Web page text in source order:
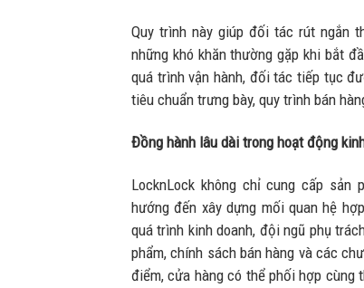
Quy trình này giúp đối tác rút ngắn
những khó khăn thường gặp khi bắt
quá trình vận hành, đối tác tiếp tục
tiêu chuẩn trưng bày, quy trình bán
Đồng hành lâu dài trong hoạt động
LocknLock không chỉ cung cấp sản
hướng đến xây dựng mối quan hệ
quá trình kinh doanh, đội ngũ phụ
phẩm, chính sách bán hàng và các
điểm, cửa hàng có thể phối hợp